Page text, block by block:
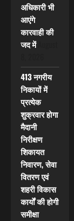
अधिकारी भी
आएंगे
कारवाही की
जद में
413 नगरीय
निकायों में
प्रत्येक
शुक्रवार होगा
मैदानी
निरीक्षण
शिकायत
निवारण, सेवा
वितरण एवं
शहरी विकास
कार्यों की होगी
समीक्षा